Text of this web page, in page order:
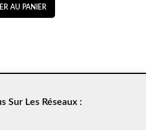
AU PANIER
Sur Les Réseaux :